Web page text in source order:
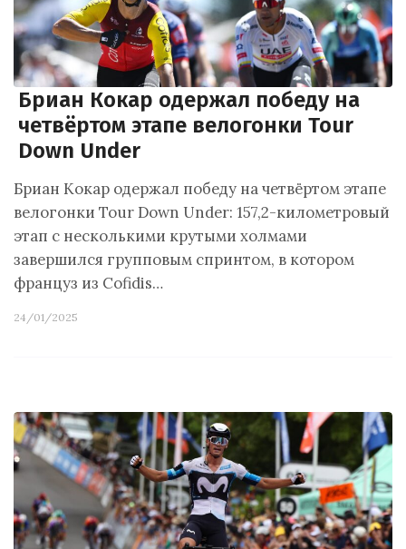
Бриан Кокар одержал победу на
четвёртом этапе велогонки Tour
Down Under
Бриан Кокар одержал победу на четвёртом этапе
велогонки Tour Down Under: 157,2-километровый
этап с несколькими крутыми холмами
завершился групповым спринтом, в котором
француз из Cofidis…
24/01/2025